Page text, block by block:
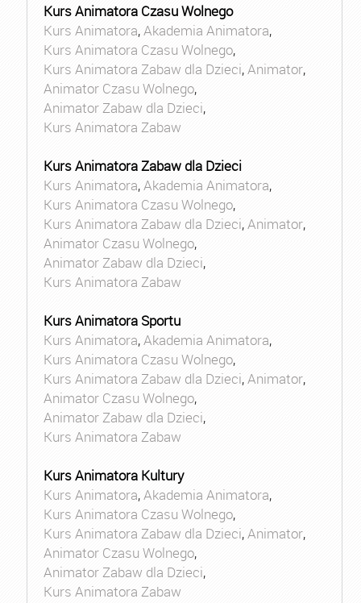
Kurs Animatora Czasu Wolnego
Kurs Animatora,Akademia Animatora,
Kurs Animatora Czasu Wolnego,
Kurs Animatora Zabaw dla Dzieci,Animator,
Animator Czasu Wolnego,
Animator Zabaw dla Dzieci,
Kurs Animatora Zabaw
Kurs Animatora Zabaw dla Dzieci
Kurs Animatora,Akademia Animatora,
Kurs Animatora Czasu Wolnego,
Kurs Animatora Zabaw dla Dzieci,Animator,
Animator Czasu Wolnego,
Animator Zabaw dla Dzieci,
Kurs Animatora Zabaw
Kurs Animatora Sportu
Kurs Animatora,Akademia Animatora,
Kurs Animatora Czasu Wolnego,
Kurs Animatora Zabaw dla Dzieci,Animator,
Animator Czasu Wolnego,
Animator Zabaw dla Dzieci,
Kurs Animatora Zabaw
Kurs Animatora Kultury
Kurs Animatora,Akademia Animatora,
Kurs Animatora Czasu Wolnego,
Kurs Animatora Zabaw dla Dzieci,Animator,
Animator Czasu Wolnego,
Animator Zabaw dla Dzieci,
Kurs Animatora Zabaw